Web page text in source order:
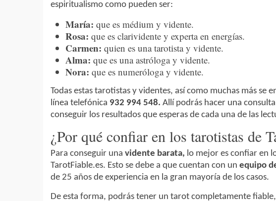
espiritualismo como pueden ser:
María: que es médium y vidente.
Rosa: que es clarividente y experta en energías.
Carmen: quien es una tarotista y vidente.
Alma: que es una astróloga y vidente.
Nora: que es numeróloga y vidente.
Todas estas tarotistas y videntes, así como muchas más se
línea telefónica 932 994 548. Allí podrás hacer una
conseguir los resultados que esperas de cada una de las
¿Por qué confiar en los tarotistas de
Para conseguir una vidente barata, lo mejor es confiar en
TarotFiable.es. Esto se debe a que cuentan con un equipo
de 25 años de experiencia en la gran mayoría de los casos.
De esta forma, podrás tener un tarot completamente